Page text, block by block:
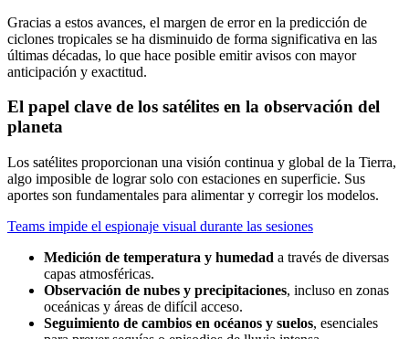
Gracias a estos avances, el margen de error en la predicción de
ciclones tropicales se ha disminuido de forma significativa en las
últimas décadas, lo que hace posible emitir avisos con mayor
anticipación y exactitud.
El papel clave de los satélites en la observación del
planeta
Los satélites proporcionan una visión continua y global de la Tierra,
algo imposible de lograr solo con estaciones en superficie. Sus
aportes son fundamentales para alimentar y corregir los modelos.
Teams impide el espionaje visual durante las sesiones
Medición de temperatura y humedad a través de diversas
capas atmosféricas.
Observación de nubes y precipitaciones, incluso en zonas
oceánicas y áreas de difícil acceso.
Seguimiento de cambios en océanos y suelos, esenciales